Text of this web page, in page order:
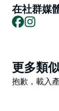
他們與布尼
好無尾熊」
在位於古拉
繁殖遊客中
在社群媒
Facebook
Product
List
更多類
Product
抱歉，載入